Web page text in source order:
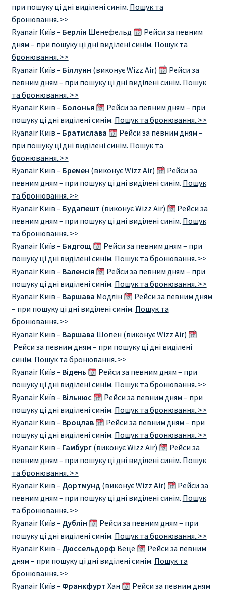
Ryanair Польша
RYANAIR ПОРТУГАЛИЯ
RYANAIR ПОСАДОЧНЫЙ ТАЛОН – BOARDING PASS
Ryanair Россия
RYANAIR ТЕЛЬ-АВИВ, ЭЙЛАТ, ИЗРАИЛЬ
RYANAIR УКРАИНА | АВИАБИЛЕТЫ ОТ €15
Ryanair Україна из Киева, Одессы, Львова, Харькова,
Херсона от € 15
RYANAIR.COM НА РУССКОМ – кнфтфшкюсщь
Авиабилеты Ryanair на Тенерифе от €15
АВИАБИЛЕТЫ RYANAIR ОТ € 12
АВИАБИЛЕТЫ ВИЛЬНЮС БАРСЕЛОНА
АВИАБИЛЕТЫ ХЕЛЬСИНКИ МИЛАН
Акции RYANAIR из Варшавы
Акции RYANAIR из Вильнюса
Акции RYANAIR из Каунаса
Аликанте
Барселона
БИЛЕТЫ RYANAIR | ПОИСК ЛУЧШЕЙ ЦЕНЫ |
БРОНИРОВАНИЕ
БИЛЕТЫ RYANAIR НА ЗАВТРА КУПИТЬ ОНЛАЙН
ДЕШЕВЫЕ АВИАБИЛЕТЫ В БАРСЕЛОНУ
ДЕШЕВЫЕ АВИАБИЛЕТЫ В БЕРЛИН
при пошуку ці дні виділені синім. Пошук та
бронювання..>>
Ryanair Київ – Берлін Шенефельд
Рейси за певним
дням – при пошуку ці дні виділені синім. Пошук та
бронювання..>>
Ryanair Київ – Біллунн (виконує Wizz Air)
Рейси за
певним дням – при пошуку ці дні виділені синім. Пошук
та бронювання..>>
Ryanair Київ – Болонья
Рейси за певним дням – при
пошуку ці дні виділені синім. Пошук та бронювання..>>
Ryanair Київ – Братислава
Рейси за певним дням –
при пошуку ці дні виділені синім. Пошук та
бронювання..>>
Ryanair Київ – Бремен (виконує Wizz Air)
Рейси за
певним дням – при пошуку ці дні виділені синім. Пошук
та бронювання..>>
Ryanair Київ – Будапешт (виконує Wizz Air)
Рейси за
певним дням – при пошуку ці дні виділені синім. Пошук
та бронювання..>>
Ryanair Київ – Бидгощ
Рейси за певним дням – при
пошуку ці дні виділені синім. Пошук та бронювання..>>
Ryanair Київ – Валенсія
Рейси за певним дням – при
пошуку ці дні виділені синім. Пошук та бронювання..>>
Ryanair Київ – Варшава Модлін
Рейси за певним дням
– при пошуку ці дні виділені синім. Пошук та
бронювання..>>
Ryanair Київ – Варшава Шопен (виконує Wizz Air)
Рейси за певним дням – при пошуку ці дні виділені
синім. Пошук та бронювання..>>
Ryanair Київ – Відень
Рейси за певним дням – при
пошуку ці дні виділені синім. Пошук та бронювання..>>
Ryanair Київ – Вільнюс
Рейси за певним дням – при
пошуку ці дні виділені синім. Пошук та бронювання..>>
Ryanair Київ – Вроцлав
Рейси за певним дням – при
пошуку ці дні виділені синім. Пошук та бронювання..>>
Ryanair Київ – Гамбург(виконує Wizz Air)
Рейси за
певним дням – при пошуку ці дні виділені синім. Пошук
та бронювання..>>
Ryanair Київ – Дортмунд (виконує Wizz Air)
Рейси за
певним дням – при пошуку ці дні виділені синім. Пошук
та бронювання..>>
Ryanair Київ – Дублін
Рейси за певним дням – при
пошуку ці дні виділені синім. Пошук та бронювання..>>
Ryanair Київ – Дюссельдорф Веце
Рейси за певним
дням – при пошуку ці дні виділені синім. Пошук та
бронювання..>>
Ryanair Київ – Франкфурт Хан
Рейси за певним дням